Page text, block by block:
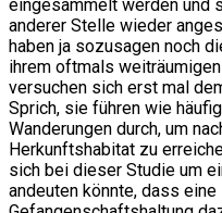
eingesammelt werden und
anderer Stelle wieder
haben ja sozusagen noch
ihrem oftmals
versuchen sich erst mal
Sprich, sie führen wie
Wanderungen durch, um
Herkunftshabitat zu
sich bei dieser Studie um
andeuten könnte, dass